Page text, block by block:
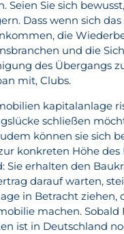
Seien Sie sich
Dass wenn sich
die
und die
des Übergangs
mit, Clubs.
kapitalanlage
schließen
können sie sich
konkreten Höhe
Sie erhalten den
darauf warten,
in Betracht ziehen,
machen.
ist in Deutschland